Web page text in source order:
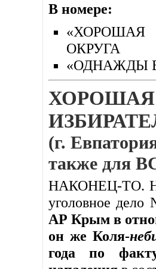
В номере:
«ХОРОШАЯ
ОКРУГА
«ОДНАЖДЫ
ХОРОШАЯ
(г.
также для
НАКОНЕЦ-ТО.
уголовное
АР Крым в
он же Коля-
года по